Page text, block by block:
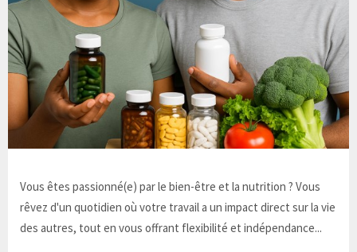
Vous êtes passionné(e) par le bien-être et la nutrition ? Vous
rêvez d'un quotidien où votre travail a un impact direct sur la vie
des autres, tout en vous offrant flexibilité et indépendance...